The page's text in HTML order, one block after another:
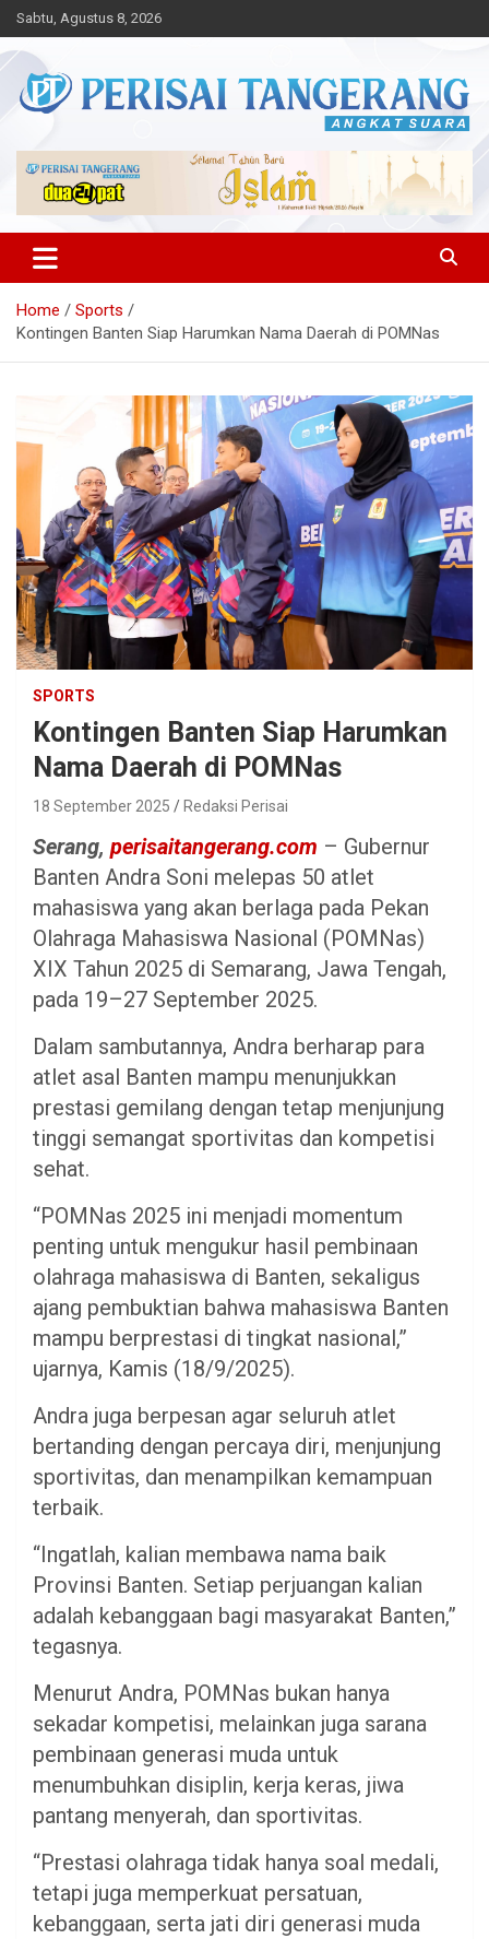
Skip
to
content
Sabtu, Agustus 8, 2026
Perisai Tangerang – Angkat
Suara
Home
Sports
Kontingen Banten Siap Harumkan Nama Daerah di POMNas
SPORTS
Kontingen Banten Siap Harumkan
Nama Daerah di POMNas
18 September 2025 Redaksi Perisai
Serang, perisaitangerang.com – Gubernur
Banten Andra Soni melepas 50 atlet
mahasiswa yang akan berlaga pada Pekan
Olahraga Mahasiswa Nasional (POMNas)
XIX Tahun 2025 di Semarang, Jawa Tengah,
pada 19–27 September 2025.
Dalam sambutannya, Andra berharap para
atlet asal Banten mampu menunjukkan
prestasi gemilang dengan tetap menjunjung
tinggi semangat sportivitas dan kompetisi
sehat.
“POMNas 2025 ini menjadi momentum
penting untuk mengukur hasil pembinaan
olahraga mahasiswa di Banten, sekaligus
ajang pembuktian bahwa mahasiswa Banten
mampu berprestasi di tingkat nasional,”
ujarnya, Kamis (18/9/2025).
Andra juga berpesan agar seluruh atlet
bertanding dengan percaya diri, menjunjung
sportivitas, dan menampilkan kemampuan
terbaik.
“Ingatlah, kalian membawa nama baik
Provinsi Banten. Setiap perjuangan kalian
adalah kebanggaan bagi masyarakat Banten,”
tegasnya.
Menurut Andra, POMNas bukan hanya
sekadar kompetisi, melainkan juga sarana
pembinaan generasi muda untuk
menumbuhkan disiplin, kerja keras, jiwa
pantang menyerah, dan sportivitas.
“Prestasi olahraga tidak hanya soal medali,
tetapi juga memperkuat persatuan,
kebanggaan, serta jati diri generasi muda